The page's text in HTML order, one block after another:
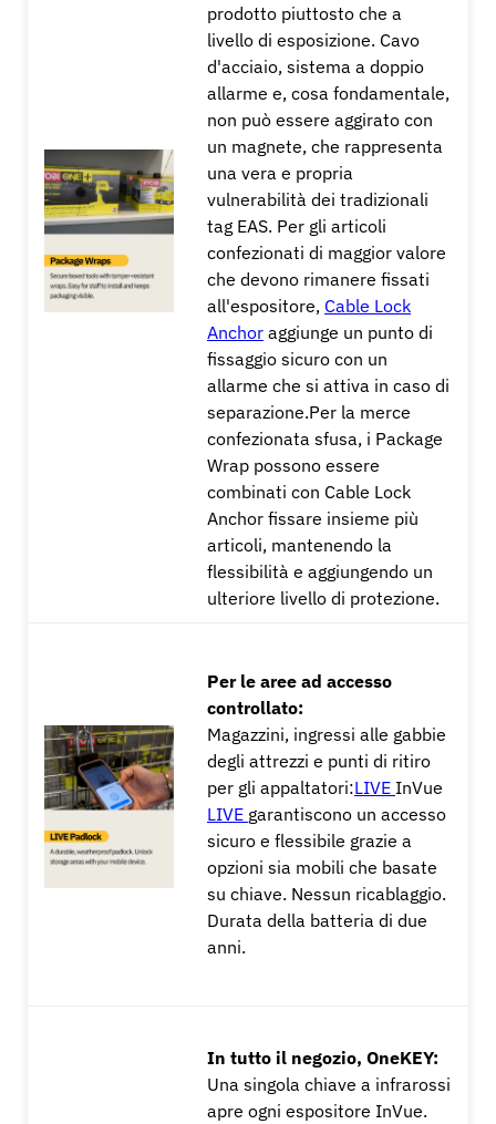
prodotto piuttosto che a
livello di esposizione. Cavo
d'acciaio, sistema a doppio
allarme e, cosa fondamentale,
non può essere aggirato con
un magnete, che rappresenta
una vera e propria
vulnerabilità dei tradizionali
tag EAS. Per gli articoli
confezionati di maggior valore
che devono rimanere fissati
all'espositore, Cable Lock
Anchor aggiunge un punto di
fissaggio sicuro con un
allarme che si attiva in caso di
separazione.Per la merce
confezionata sfusa, i Package
Wrap possono essere
combinati con Cable Lock
Anchor fissare insieme più
articoli, mantenendo la
flessibilità e aggiungendo un
ulteriore livello di protezione.
Per le aree ad accesso
controllato:
Magazzini, ingressi alle gabbie
degli attrezzi e punti di ritiro
per gli appaltatori:LIVE InVue
LIVE garantiscono un accesso
sicuro e flessibile grazie a
opzioni sia mobili che basate
su chiave. Nessun ricablaggio.
Durata della batteria di due
anni.
In tutto il negozio, OneKEY:
Una singola chiave a infrarossi
apre ogni espositore InVue.